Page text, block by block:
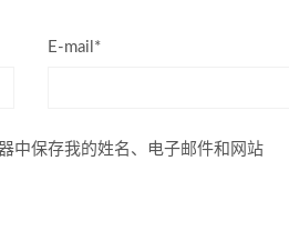
E-mail*
中保存我的姓名、电子邮件和网站